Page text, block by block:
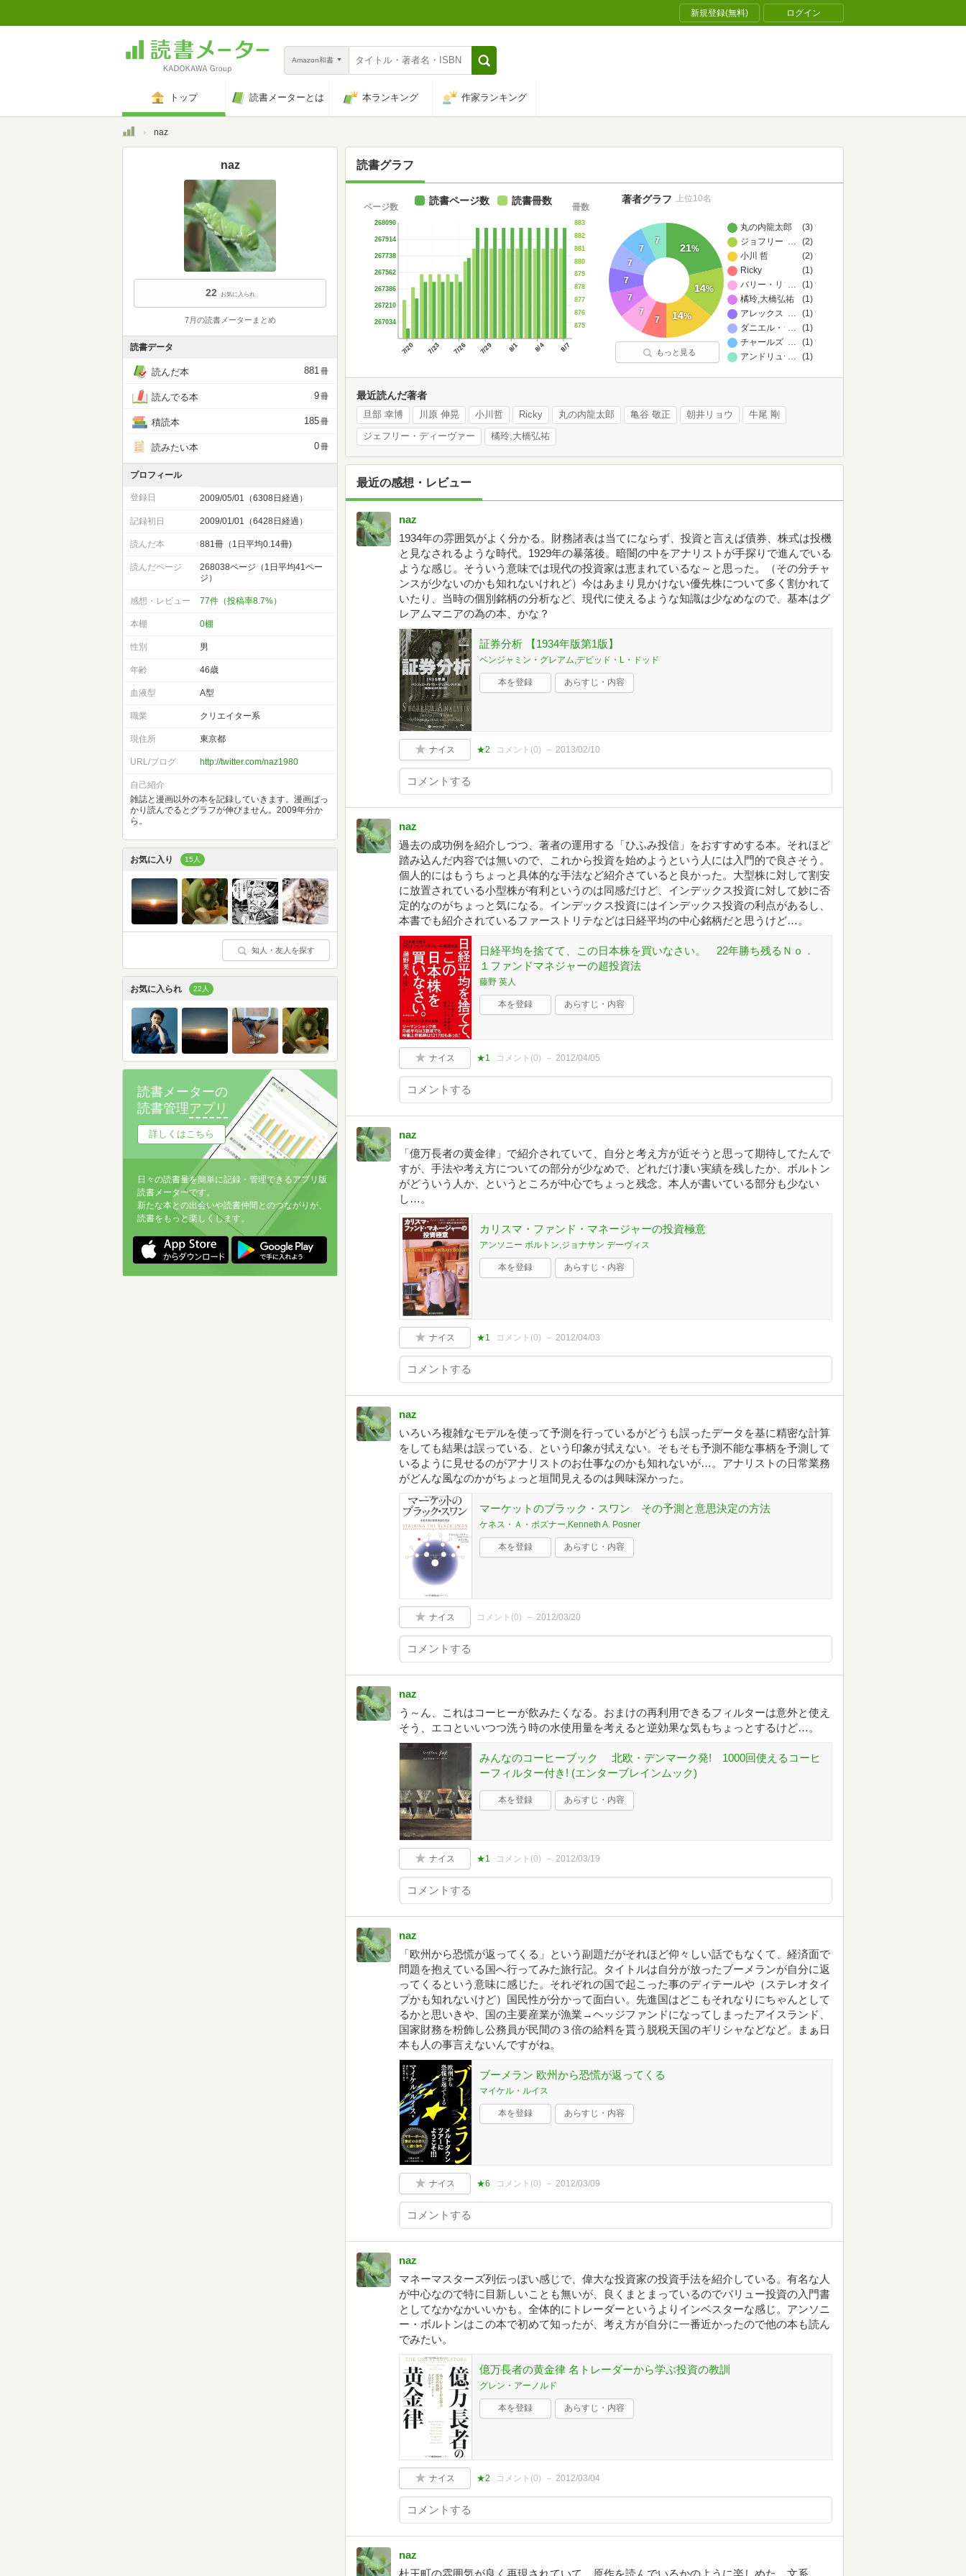
新規登録(無料) ログイン
Amazon和書
トップ 読書メーターとは 本ランキング 作家ランキング
トップnaz
読書グラフ
7/20 7/23 7/26 7/29 8/1 8/4 8/7
267034
267210
267386
267562
267738
267914
268090
ページ数
875
876
877
878
879
880
881
882
883
冊数
読書ページ数 読書冊数
丸の内龍太郎
(3)
ジョフリー・ウェスト
(2)
…
小川 哲
(2)
Ricky
(1)
バリー・リソルツ
(1)
…
橘玲,大橋弘祐
(1)
アレックス・W・モリス
(1)
…
ダニエル・ラスムッセン
(1)
…
チャールズ・T・マンガー,ジョン・コリソン,ウォーレン
(1)
…
アンドリュー・ウィルキンソン
(1)
…
21%
14%
14%
7
7
7
7
7
7
7
著者グラフ 上位10名
もっと見る
最近読んだ著者
旦部 幸博 川原 伸晃 小川哲 Ricky 丸の内龍太郎 亀谷 敬正 朝井リョウ 牛尾 剛
ジェフリー・ディーヴァー 橘玲,大橋弘祐
最近の感想・レビュー
naz
1934年の雰囲気がよく分かる。財務諸表は当てにならず、投資と言えば債券、株式は投機
と見なされるような時代。1929年の暴落後。暗闇の中をアナリストが手探りで進んでいる
ような感じ。そういう意味では現代の投資家は恵まれているな～と思った。（その分チャ
ンスが少ないのかも知れないけれど）今はあまり見かけない優先株について多く割かれて
いたり、当時の個別銘柄の分析など、現代に使えるような知識は少なめなので、基本はグ
レアムマニアの為の本、かな？
証券分析 【1934年版第1版】
ベンジャミン・グレアム,デビッド・L・ドッド
本を登録 あらすじ・内容
ナイス ★2 コメント(0) 2013/02/10
naz
過去の成功例を紹介しつつ、著者の運用する「ひふみ投信」をおすすめする本。それほど
踏み込んだ内容では無いので、これから投資を始めようという人には入門的で良さそう。
個人的にはもうちょっと具体的な手法など紹介さていると良かった。大型株に対して割安
に放置されている小型株が有利というのは同感だけど、インデックス投資に対して妙に否
定的なのがちょっと気になる。インデックス投資にはインデックス投資の利点があるし、
本書でも紹介されているファーストリテなどは日経平均の中心銘柄だと思うけど…。
日経平均を捨てて、この日本株を買いなさい。 22年勝ち残るＮｏ．
１ファンドマネジャーの超投資法
藤野 英人
本を登録 あらすじ・内容
ナイス ★1 コメント(0) 2012/04/05
naz
「億万長者の黄金律」で紹介されていて、自分と考え方が近そうと思って期待してたんで
すが、手法や考え方についての部分が少なめで、どれだけ凄い実績を残したか、ボルトン
がどういう人か、というところが中心でちょっと残念。本人が書いている部分も少ない
し…。
カリスマ・ファンド・マネージャーの投資極意
アンソニー ボルトン,ジョナサン デーヴィス
本を登録 あらすじ・内容
ナイス ★1 コメント(0) 2012/04/03
naz
いろいろ複雑なモデルを使って予測を行っているがどうも誤ったデータを基に精密な計算
をしても結果は誤っている、という印象が拭えない。そもそも予測不能な事柄を予測して
いるように見せるのがアナリストのお仕事なのかも知れないが…。アナリストの日常業務
がどんな風なのかがちょっと垣間見えるのは興味深かった。
マーケットのブラック・スワン その予測と意思決定の方法
ケネス・Ａ・ポズナー,Kenneth A. Posner
本を登録 あらすじ・内容
ナイス コメント(0) 2012/03/20
naz
う～ん、これはコーヒーが飲みたくなる。おまけの再利用できるフィルターは意外と使え
そう、エコといいつつ洗う時の水使用量を考えると逆効果な気もちょっとするけど…。
みんなのコーヒーブック 北欧・デンマーク発! 1000回使えるコーヒ
ーフィルター付き! (エンターブレインムック)
本を登録 あらすじ・内容
ナイス ★1 コメント(0) 2012/03/19
naz
「欧州から恐慌が返ってくる」という副題だがそれほど仰々しい話でもなくて、経済面で
問題を抱えている国へ行ってみた旅行記。タイトルは自分が放ったブーメランが自分に返
ってくるという意味に感じた。それぞれの国で起こった事のディテールや（ステレオタイ
プかも知れないけど）国民性が分かって面白い。先進国はどこもそれなりにちゃんとして
るかと思いきや、国の主要産業が漁業→ヘッジファンドになってしまったアイスランド、
国家財務を粉飾し公務員が民間の３倍の給料を貰う脱税天国のギリシャなどなど。まぁ日
本も人の事言えないんですがね。
ブーメラン 欧州から恐慌が返ってくる
マイケル・ルイス
本を登録 あらすじ・内容
ナイス ★6 コメント(0) 2012/03/09
naz
マネーマスターズ列伝っぽい感じで、偉大な投資家の投資手法を紹介している。有名な人
が中心なので特に目新しいことも無いが、良くまとまっているのでバリュー投資の入門書
としてなかなかいいかも。全体的にトレーダーというよりインベスターな感じ。アンソニ
ー・ボルトンはこの本で初めて知ったが、考え方が自分に一番近かったので他の本も読ん
でみたい。
億万長者の黄金律 名トレーダーから学ぶ投資の教訓
グレン・アーノルド
本を登録 あらすじ・内容
ナイス ★2 コメント(0) 2012/03/04
naz
杜王町の雰囲気が良く再現されていて、原作を読んでいるかのように楽しめた。文系
naz
22 お気に入られ
7月の読書メーターまとめ
読書データ
読んだ本 881冊
読んでる本 9冊
積読本 185冊
読みたい本 0冊
プロフィール
登録日 2009/05/01（6308日経過）
記録初日 2009/01/01（6428日経過）
読んだ本 881冊（1日平均0.14冊)
読んだページ
268038ページ（1日平均41ペー
ジ）
感想・レビュー 77件（投稿率8.7%）
本棚 0棚
性別 男
年齢 46歳
血液型 A型
職業 クリエイター系
現住所 東京都
URL/ブログ http://twitter.com/naz1980
自己紹介
雑誌と漫画以外の本を記録していきます。漫画ばっ
かり読んでるとグラフが伸びません。2009年分か
ら。
お気に入り 15人
知人・友人を探す
お気に入られ 22人
読書メーターの
読書管理アプリ
詳しくはこちら
日々の読書量を簡単に記録・管理できるアプリ版
読書メーターです。
新たな本との出会いや読書仲間とのつながりが、
読書をもっと楽しくします。